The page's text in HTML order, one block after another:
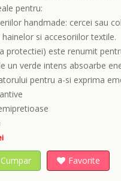
pentru:
handmade: cercei sau
si accesoriilor textile.
protectiei) este renumit
un verde intens absoarbe
pentru a-si exprima
Cumpar Favorite